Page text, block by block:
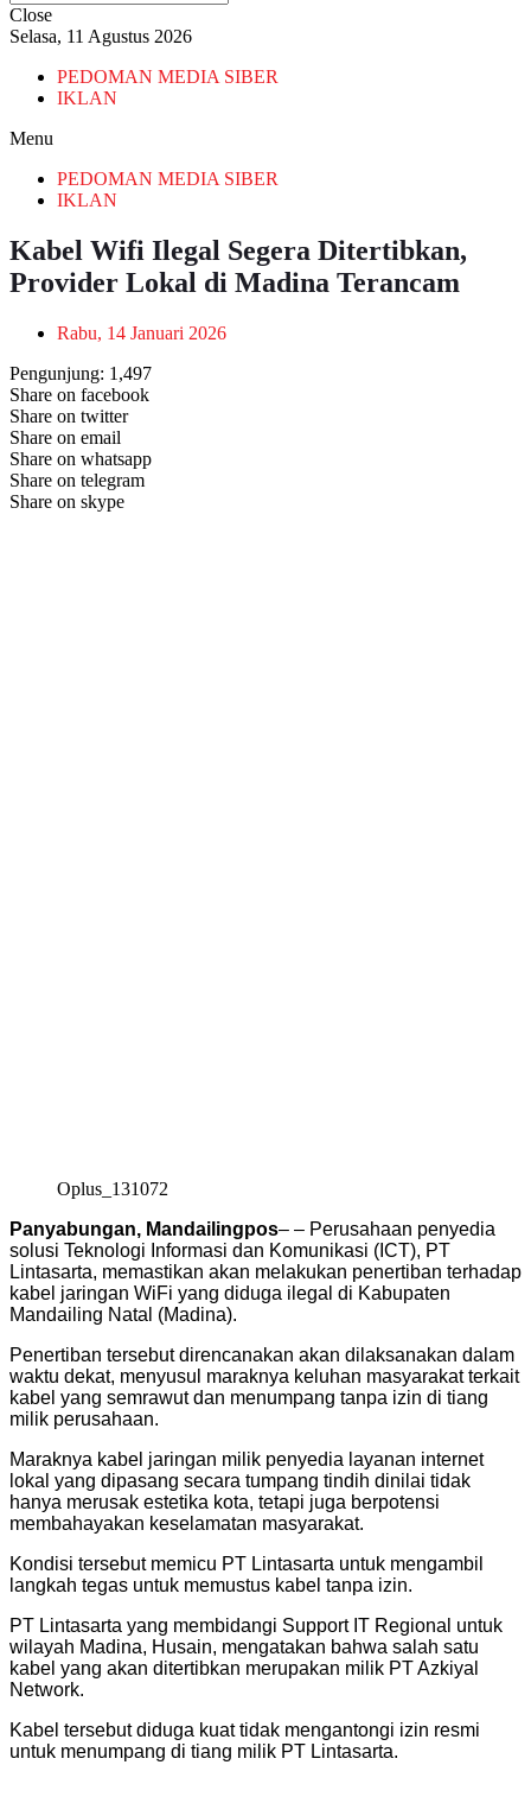
Close
Selasa, 11 Agustus 2026
PEDOMAN MEDIA SIBER
IKLAN
Menu
PEDOMAN MEDIA SIBER
IKLAN
Kabel Wifi Ilegal Segera Ditertibkan,
Provider Lokal di Madina Terancam
Rabu, 14 Januari 2026
Pengunjung: 1,497
Share on facebook
Share on twitter
Share on email
Share on whatsapp
Share on telegram
Share on skype
Oplus_131072
Panyabungan, Mandailingpos– – Perusahaan penyedia
solusi Teknologi Informasi dan Komunikasi (ICT), PT
Lintasarta, memastikan akan melakukan penertiban terhadap
kabel jaringan WiFi yang diduga ilegal di Kabupaten
Mandailing Natal (Madina).
Penertiban tersebut direncanakan akan dilaksanakan dalam
waktu dekat, menyusul maraknya keluhan masyarakat terkait
kabel yang semrawut dan menumpang tanpa izin di tiang
milik perusahaan.
Maraknya kabel jaringan milik penyedia layanan internet
lokal yang dipasang secara tumpang tindih dinilai tidak
hanya merusak estetika kota, tetapi juga berpotensi
membahayakan keselamatan masyarakat.
Kondisi tersebut memicu PT Lintasarta untuk mengambil
langkah tegas untuk memustus kabel tanpa izin.
PT Lintasarta yang membidangi Support IT Regional untuk
wilayah Madina, Husain, mengatakan bahwa salah satu
kabel yang akan ditertibkan merupakan milik PT Azkiyal
Network.
Kabel tersebut diduga kuat tidak mengantongi izin resmi
untuk menumpang di tiang milik PT Lintasarta.